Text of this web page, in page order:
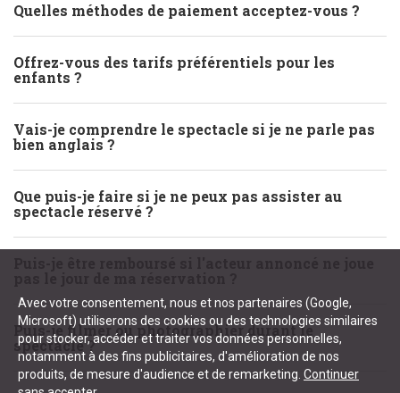
Quelles méthodes de paiement acceptez-vous ?
Offrez-vous des tarifs préférentiels pour les
enfants ?
Vais-je comprendre le spectacle si je ne parle pas
bien anglais ?
Que puis-je faire si je ne peux pas assister au
spectacle réservé ?
Puis-je filmer ou photographier durant le
spectacle ?
Avec votre consentement, nous et nos partenaires (Google,
Microsoft) utiliserons des cookies ou des technologies similaires
pour stocker, accéder et traiter vos données personnelles,
notamment à des fins publicitaires, d'amélioration de nos
produits, de mesure d'audience et de remarketing. Continuer